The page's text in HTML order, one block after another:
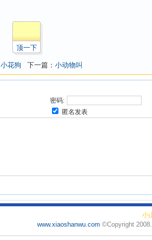
顶一下
小花狗 下一篇： 小动物叫
密码:
匿名发表
小
www.xiaoshanwu.com ©Copyright